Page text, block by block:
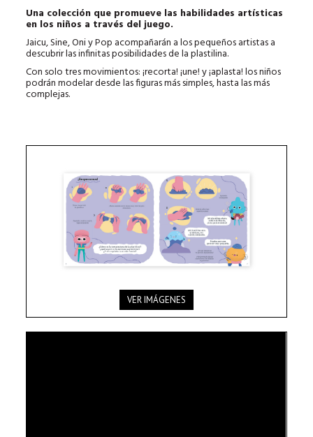
Una colección que promueve las habilidades artísticas
en los niños a través del juego.
Jaicu, Sine, Oni y Pop acompañarán a los pequeños artistas a
descubrir las infinitas posibilidades de la plastilina.
Con solo tres movimientos: ¡recorta! ¡une! y ¡aplasta! los niños
podrán modelar desde las figuras más simples, hasta las más
complejas.
VER IMÁGENES